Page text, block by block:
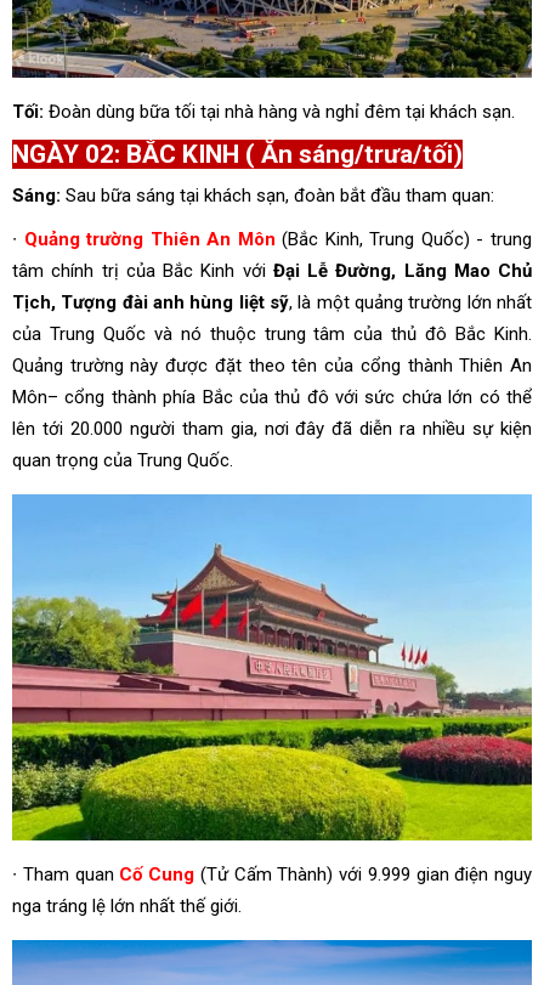
Tối: Đoàn dùng bữa tối tại nhà hàng và nghỉ đêm tại khách sạn.
NGÀY 02: BẮC KINH ( Ăn sáng/trưa/tối)
Sáng: Sau bữa sáng tại khách sạn, đoàn bắt đầu tham quan:
∙ Quảng trường Thiên An Môn(Bắc Kinh, Trung Quốc) - trung
tâm chính trị của Bắc Kinh với Đại Lễ Đường, Lăng Mao Chủ
Tịch, Tượng đài anh hùng liệt sỹ, là một quảng trường lớn nhất
của Trung Quốc và nó thuộc trung tâm của thủ đô Bắc Kinh.
Quảng trường này được đặt theo tên của cổng thành Thiên An
Môn– cổng thành phía Bắc của thủ đô với sức chứa lớn có thể
lên tới 20.000 người tham gia, nơi đây đã diễn ra nhiều sự kiện
quan trọng của Trung Quốc.
∙ Tham quan Cố Cung (Tử Cấm Thành) với 9.999 gian điện nguy
nga tráng lệ lớn nhất thế giới.